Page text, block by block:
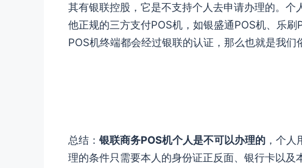
其有银联控股，它是不支持个人去申请办理的。
他正规的三方支付POS机，如银盛通POS机、乐
POS机终端都会经过银联的认证，那么也就是我们
总结： 银联商务POS机个人是不可以办理的 ，个
理的条件只需要本人的身份证正反面、银行卡以及